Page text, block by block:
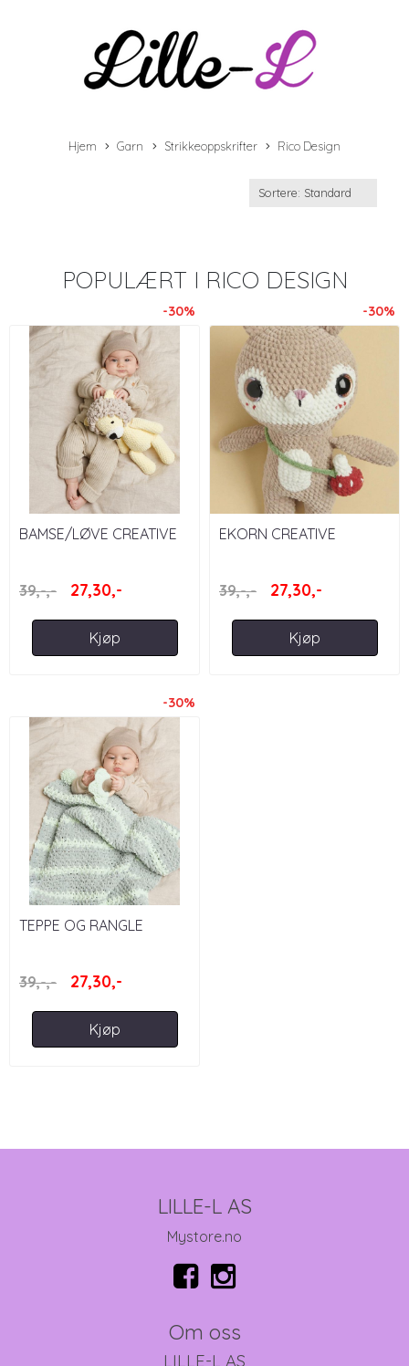
Hjem Garn Strikkeoppskrifter Rico Design
POPULÆRT I RICO DESIGN
-30%
BAMSE/LØVE CREATIVE
39,-,- 27,30,-
Kjøp
-30%
EKORN CREATIVE
39,-,- 27,30,-
Kjøp
-30%
TEPPE OG RANGLE
39,-,- 27,30,-
Kjøp
LILLE-L AS
Mystore.no
Om oss
LILLE-L AS